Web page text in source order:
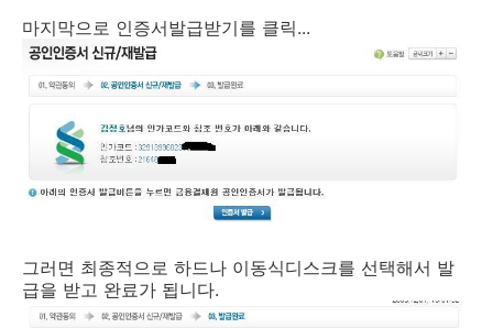
마지막으로 인증서발급받기를 클릭...
그러면 최종적으로 하드나 이동식디스크를 선택해서 발
급을 받고 완료가 됩니다.